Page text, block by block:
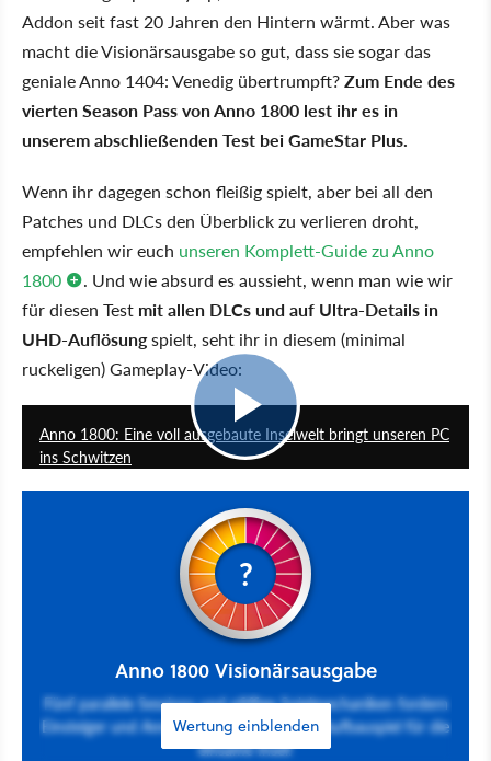
Addon seit fast 20 Jahren den Hintern wärmt. Aber was
macht die Visionärsausgabe so gut, dass sie sogar das
geniale Anno 1404: Venedig übertrumpft?Zum Ende des
vierten Season Pass von Anno 1800 lest ihr es in
unserem abschließenden Test bei GameStar Plus.
Wenn ihr dagegen schon fleißig spielt, aber bei all den
Patches und DLCs den Überblick zu verlieren droht,
empfehlen wir euch unseren Komplett-Guide zu Anno
1800
. Und wie absurd es aussieht, wenn man wie wir
für diesen Test mit allen DLCs und auf Ultra-Details in
UHD-Auflösungspielt, seht ihr in diesem (minimal
ruckeligen) Gameplay-Video:
Anno 1800: Eine voll ausgebaute Inselwelt bringt unseren PC
ins Schwitzen
?
Anno 1800 Visionärsausgabe
Wertung einblenden
Fünf parallele Sessions und pfiffige Spielmechaniken fordern
Einsteiger und Anno-Profis zugleich. DAS Aufbauspiel für die
einsame Insel!